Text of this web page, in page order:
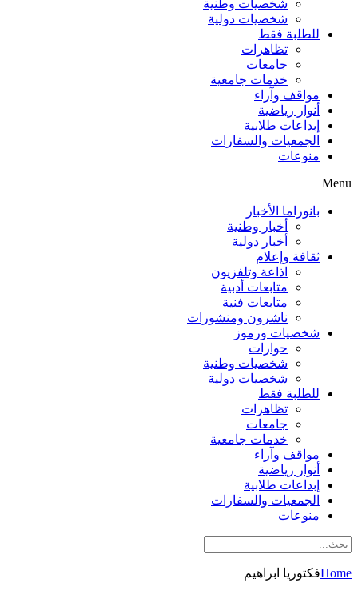
شخصيات وطنية
شخصيات دولية
للطلبة فقط
تظاهرات
جامعات
خدمات جامعية
مواقف وآراء
أنوار رياضية
إبداعات طلابية
الجمعيات والسفارات
منوعات
Menu
بانوراما الأخبار
أخبار وطنية
أخبار دولية
ثقافة وإعلام
اذاعة وتلفزيون
متابعات أدبية
متابعات فنية
ناشرون ومنشورات
شخصيات ورموز
حوارات
شخصيات وطنية
شخصيات دولية
للطلبة فقط
تظاهرات
جامعات
خدمات جامعية
مواقف وآراء
أنوار رياضية
إبداعات طلابية
الجمعيات والسفارات
منوعات
Homeفكتوريا ابراهيم